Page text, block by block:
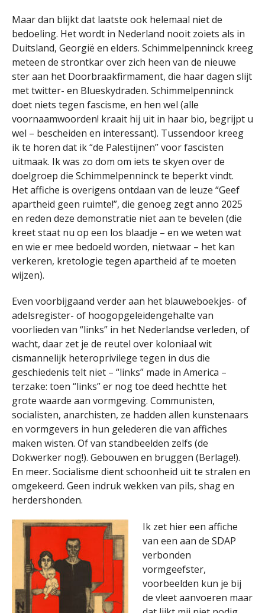
Maar dan blijkt dat laatste ook helemaal niet de
bedoeling. Het wordt in Nederland nooit zoiets als in
Duitsland, Georgië en elders. Schimmelpenninck kreeg
meteen de strontkar over zich heen van de nieuwe
ster aan het Doorbraakfirmament, die haar dagen slijt
met twitter- en Blueskydraden. Schimmelpenninck
doet niets tegen fascisme, en hen wel (alle
voornaamwoorden! kraait hij uit in haar bio, begrijpt u
wel – bescheiden en interessant). Tussendoor kreeg
ik te horen dat ik “de Palestijnen” voor fascisten
uitmaak. Ik was zo dom om iets te skyen over de
doelgroep die Schimmelpenninck te beperkt vindt.
Het affiche is overigens ontdaan van de leuze “Geef
apartheid geen ruimte!”, die genoeg zegt anno 2025
en reden deze demonstratie niet aan te bevelen (die
kreet staat nu op een los blaadje – en we weten wat
en wie er mee bedoeld worden, nietwaar – het kan
verkeren, kretologie tegen apartheid af te moeten
wijzen).
Even voorbijgaand verder aan het blauweboekjes- of
adelsregister- of hoogopgeleidengehalte van
voorlieden van “links” in het Nederlandse verleden, of
wacht, daar zet je de reutel over koloniaal wit
cismannelijk heteroprivilege tegen in dus die
geschiedenis telt niet – “links” made in America –
terzake: toen “links” er nog toe deed hechtte het
grote waarde aan vormgeving. Communisten,
socialisten, anarchisten, ze hadden allen kunstenaars
en vormgevers in hun gelederen die van affiches
maken wisten. Of van standbeelden zelfs (de
Dokwerker nog!). Gebouwen en bruggen (Berlage!).
En meer. Socialisme dient schoonheid uit te stralen en
omgekeerd. Geen indruk wekken van pils, shag en
herdershonden.
Ik zet hier een affiche
van een aan de SDAP
verbonden
vormgeefster,
voorbeelden kun je bij
de vleet aanvoeren maar